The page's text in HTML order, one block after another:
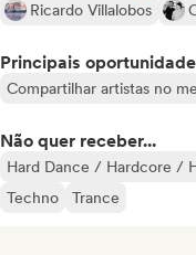
Ricardo Villalobos
Principais
Compartilhar artistas no
Não quer receber...
Hard Dance / Hardcore /
Techno
Trance